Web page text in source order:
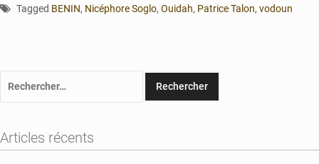
Tagged BENIN, Nicéphore Soglo, Ouidah, Patrice Talon, vodoun
Articles récents